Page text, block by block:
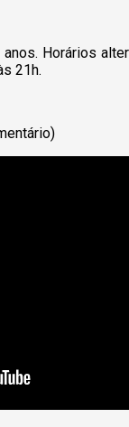
anos. Horários
21h.